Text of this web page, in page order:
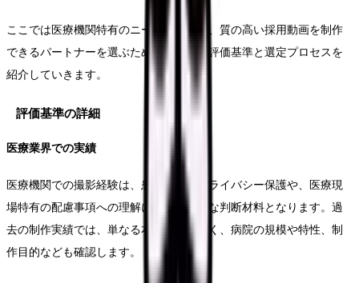
ここでは医療機関特有のニーズを理解し、質の高い採用動画を制作
できるパートナーを選ぶための具体的な評価基準と選定プロセスを
紹介していきます。
評価基準の詳細
医療業界での実績
医療機関での撮影経験は、患者さんのプライバシー保護や、医療現
場特有の配慮事項への理解において重要な判断材料となります。過
去の制作実績では、単なる本数だけでなく、病院の規模や特性、制
作目的なども確認します。